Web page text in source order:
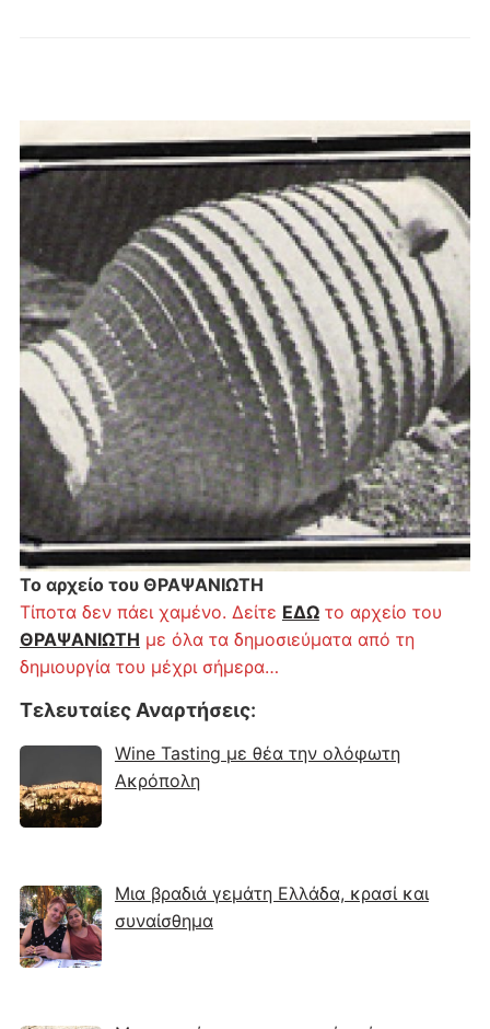
Το αρχείο του ΘΡΑΨΑΝΙΩΤΗ
Τίποτα δεν πάει χαμένο. Δείτε ΕΔΩτο αρχείο του
ΘΡΑΨΑΝΙΩΤΗ με όλα τα δημοσιεύματα από τη
δημιουργία του μέχρι σήμερα…
Τελευταίες Αναρτήσεις:
Wine Tasting με θέα την ολόφωτη
Ακρόπολη
Μια βραδιά γεμάτη Ελλάδα, κρασί και
συναίσθημα